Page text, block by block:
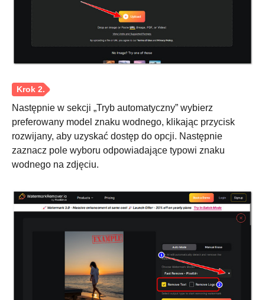
Następnie w sekcji „Tryb automatyczny” wybierz
preferowany model znaku wodnego, klikając przycisk
rozwijany, aby uzyskać dostęp do opcji. Następnie
zaznacz pole wyboru odpowiadające typowi znaku
wodnego na zdjęciu.